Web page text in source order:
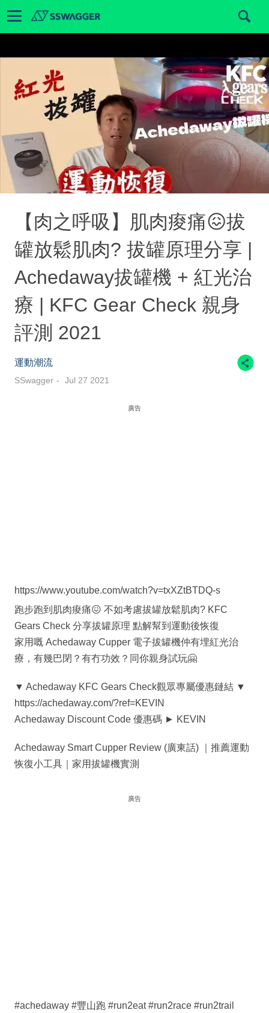
【肉之呼吸】肌肉痠痛😖拔
罐放鬆肌肉? 拔罐原理分享 |
Achedaway拔罐機 + 紅光治
療 | KFC Gear Check 親身
評測 2021
運動潮流
SSwagger Jul 27 2021
廣告
https://www.youtube.com/watch?v=txXZtBTDQ-s
跑步跑到肌肉痠痛😖 不如考慮拔罐放鬆肌肉? KFC
Gears Check 分享拔罐原理 點解幫到運動後恢復
家用嘅 Achedaway Cupper 電子拔罐機仲有埋紅光治
療，有幾巴閉？有冇功效？同你親身試玩🤗
▼ Achedaway KFC Gears Check觀眾專屬優惠鏈結 ▼
https://achedaway.com/?ref=KEVIN
Achedaway Discount Code 優惠碼 ► KEVIN
Achedaway Smart Cupper Review (廣東話) ｜推薦運動
恢復小工具｜家用拔罐機實測
廣告
#achedaway #豐山跑 #run2eat #run2race #run2trail